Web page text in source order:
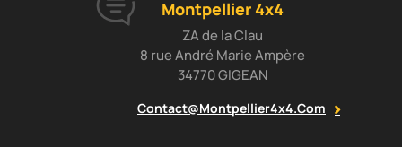
Montpellier 4x4
ZA de la Clau
8 rue André Marie Ampère
34770 GIGEAN
Contact@montpellier4x4.com